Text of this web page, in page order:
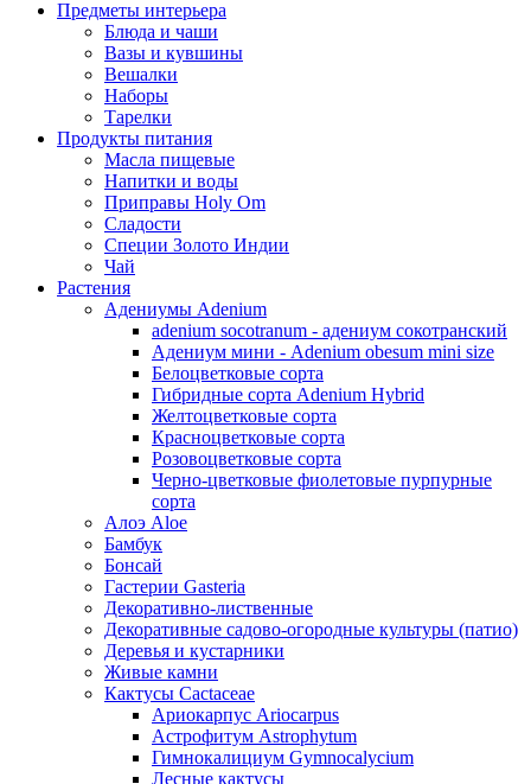
Предметы интерьера
Блюда и чаши
Вазы и кувшины
Вешалки
Наборы
Тарелки
Продукты питания
Масла пищевые
Напитки и воды
Приправы Holy Om
Сладости
Специи Золото Индии
Чай
Растения
Адениумы Adenium
adenium socotranum - адениум сокотранский
Адениум мини - Adenium obesum mini size
Белоцветковые сорта
Гибридные сорта Adenium Hybrid
Желтоцветковые сорта
Красноцветковые сорта
Розовоцветковые сорта
Черно-цветковые фиолетовые пурпурные
сорта
Алоэ Aloe
Бамбук
Бонсай
Гастерии Gasteria
Декоративно-лиственные
Декоративные садово-огородные культуры (патио)
Деревья и кустарники
Живые камни
Кактусы Cactaceae
Ариокарпус Ariocarpus
Астрофитум Astrophytum
Гимнокалициум Gymnocalycium
Лесные кактусы